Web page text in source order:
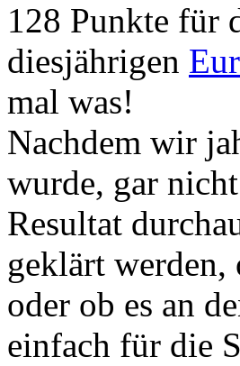
128 Punkte für
diesjährigen
mal was!
Nachdem wir
wurde, gar
Resultat
geklärt werden,
oder ob es an
einfach für die